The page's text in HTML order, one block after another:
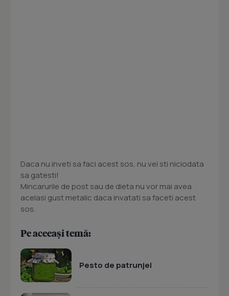
Daca nu inveti sa faci acest sos, nu vei sti niciodata
sa gatesti!
Mincarurile de post sau de dieta nu vor mai avea
acelasi gust metalic daca invatati sa faceti acest
sos.
Pe aceeași temă:
Pesto de patrunjel